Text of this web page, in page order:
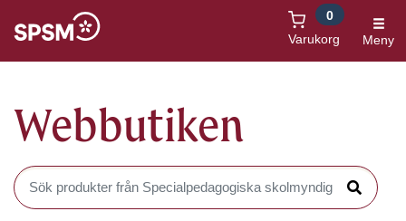
Varukorg
0
Meny
Webbutiken
Sök produkter i Webbutiken
Sök